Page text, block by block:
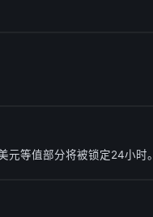
元等值部分将被锁定24小时。